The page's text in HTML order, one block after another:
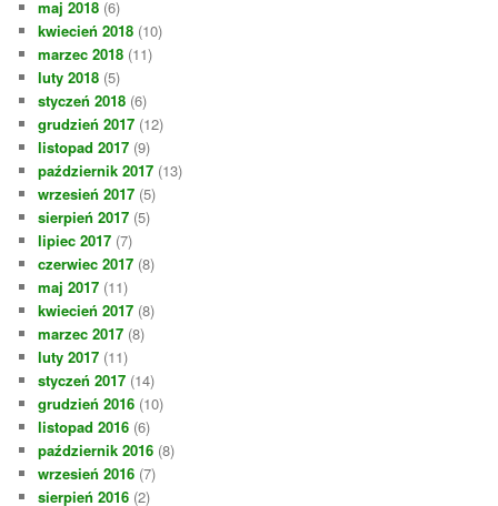
maj 2018 (6)
kwiecień 2018 (10)
marzec 2018 (11)
luty 2018 (5)
styczeń 2018 (6)
grudzień 2017 (12)
listopad 2017 (9)
październik 2017 (13)
wrzesień 2017 (5)
sierpień 2017 (5)
lipiec 2017 (7)
czerwiec 2017 (8)
maj 2017 (11)
kwiecień 2017 (8)
marzec 2017 (8)
luty 2017 (11)
styczeń 2017 (14)
grudzień 2016 (10)
listopad 2016 (6)
październik 2016 (8)
wrzesień 2016 (7)
sierpień 2016 (2)